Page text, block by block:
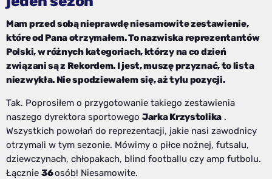
Mam przed sobą nieprawdę niesamowite zestawienie,
które od Pana otrzymałem. To nazwiska reprezentantów
Polski, w różnych kategoriach, którzy na co dzień
związani są z Rekordem. I jest, muszę przyznać, to lista
niezwykła. Nie spodziewałem się, aż tylu pozycji.
Tak. Poprosiłem o przygotowanie takiego zestawienia
naszego dyrektora sportowego Jarka Krzystolika.
Wszystkich powołań do reprezentacji, jakie nasi zawodnicy
otrzymali w tym sezonie. Mówimy o piłce nożnej, futsalu,
dziewczynach, chłopakach, blind footballu czy amp futbolu.
Łącznie 36osób! Niesamowite.